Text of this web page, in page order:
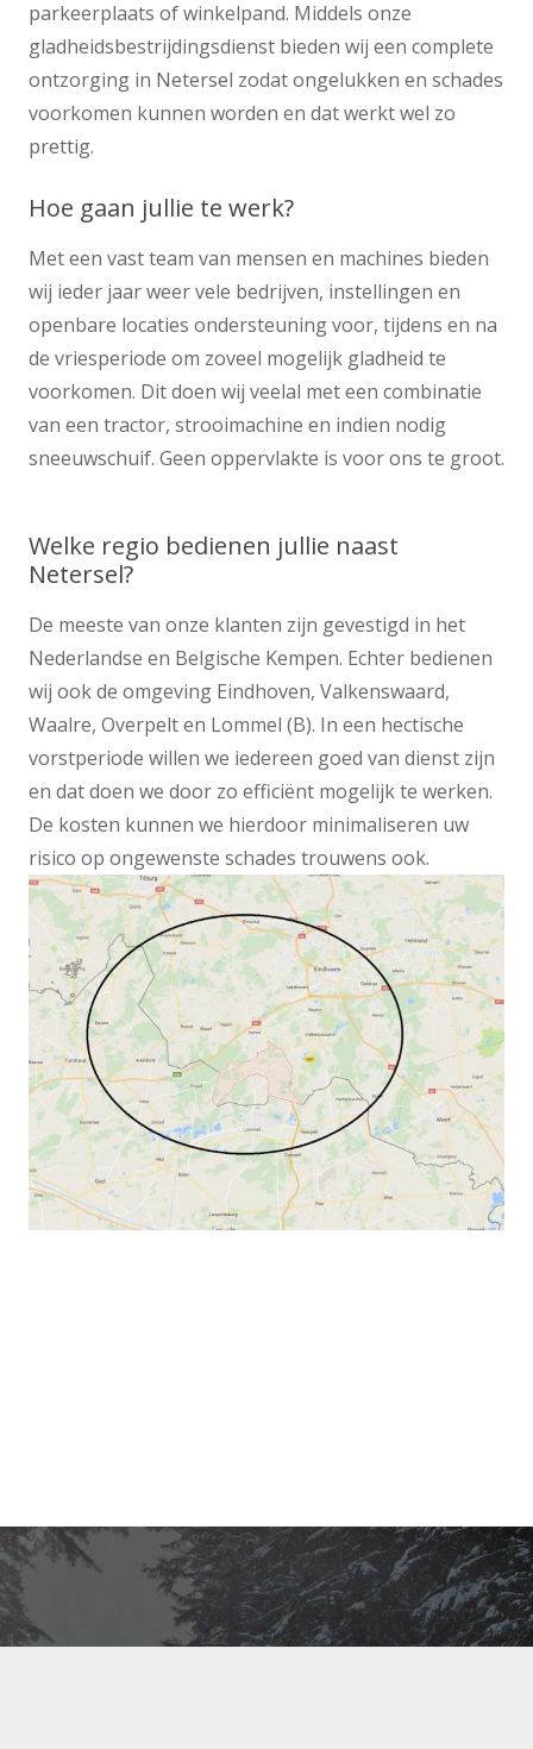
parkeerplaats of winkelpand. Middels onze
gladheidsbestrijdingsdienst bieden wij een complete
ontzorging in Netersel zodat ongelukken en schades
voorkomen kunnen worden en dat werkt wel zo
prettig.
Hoe gaan jullie te werk?
Met een vast team van mensen en machines bieden
wij ieder jaar weer vele bedrijven, instellingen en
openbare locaties ondersteuning voor, tijdens en na
de vriesperiode om zoveel mogelijk gladheid te
voorkomen. Dit doen wij veelal met een combinatie
van een tractor, strooimachine en indien nodig
sneeuwschuif. Geen oppervlakte is voor ons te groot.
Welke regio bedienen jullie naast
Netersel?
De meeste van onze klanten zijn gevestigd in het
Nederlandse en Belgische Kempen. Echter bedienen
wij ook de omgeving Eindhoven, Valkenswaard,
Waalre, Overpelt en Lommel (B). In een hectische
vorstperiode willen we iedereen goed van dienst zijn
en dat doen we door zo efficiënt mogelijk te werken.
De kosten kunnen we hierdoor minimaliseren uw
risico op ongewenste schades trouwens ook.